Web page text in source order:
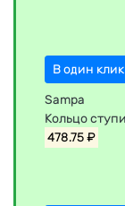
В один клик
Sampa
Кольцо
478.75 ₽